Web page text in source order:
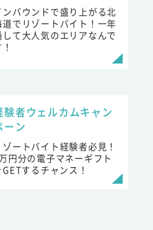
ンバウンドで盛り上がる北
道でリゾートバイト！一年
して大人気のエリアなんで
験者ウェルカムキャン
ーン
ゾートバイト経験者必見！
円分の電子マネーギフト
GETするチャンス！